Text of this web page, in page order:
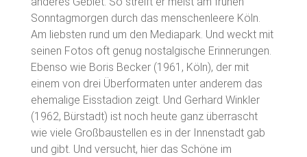
Sonntagmorgen durch das menschenleere Köln.
Am liebsten rund um den Mediapark. Und weckt mit
seinen Fotos oft genug nostalgische Erinnerungen.
Ebenso wie Boris Becker (1961, Köln), der mit
einem von drei Überformaten unter anderem das
ehemalige Eisstadion zeigt. Und Gerhard Winkler
(1962, Bürstadt) ist noch heute ganz überrascht
wie viele Großbaustellen es in der Innenstadt gab
und gibt. Und versucht, hier das Schöne im